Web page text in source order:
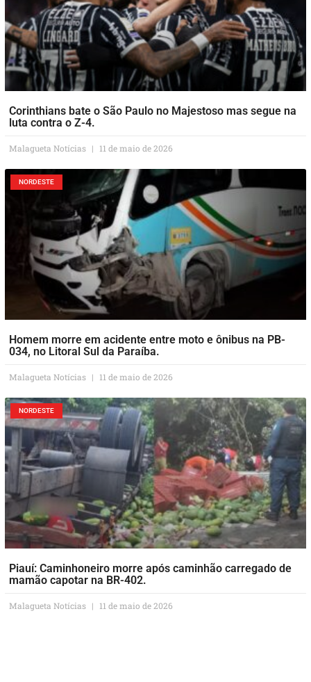
Corinthians bate o São Paulo no Majestoso mas segue na
luta contra o Z-4.
Malagueta Notícias 11 de maio de 2026
NORDESTE
Homem morre em acidente entre moto e ônibus na PB-
034, no Litoral Sul da Paraíba.
Malagueta Notícias 11 de maio de 2026
NORDESTE
Piauí: Caminhoneiro morre após caminhão carregado de
mamão capotar na BR-402.
Malagueta Notícias 11 de maio de 2026